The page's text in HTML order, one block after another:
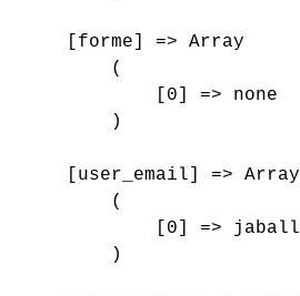
    [forme] => Array
        (
            [0] => none
        )
    [user_email] => Array
        (
[0] =>
        )